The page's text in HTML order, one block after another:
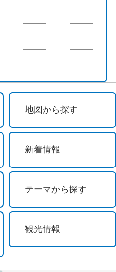
地図から探す
新着情報
テーマから探す
観光情報